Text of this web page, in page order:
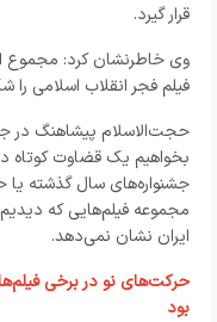
قرار گیرد.
وی خاطرنشان کرد: مجموع
فیلم فجر انقلاب اسلامی
حجت‌الاسلام پیشاهنگ در
بخواهیم یک قضاوت کوتاه
جشنواره‌های سال گذشته یا
مجموعه فیلم‌هایی که دیدیم
ایران نشان نمی‌دهد.
حرکت‌های نو در برخی
بود